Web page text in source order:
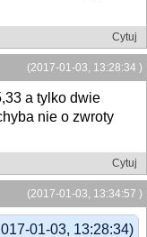
Cytuj
(2017-01-03, 13:28:34 )
a tylko dwie
nie o zwroty
Cytuj
(2017-01-03, 13:34:57 )
01-03, 13:28:34)